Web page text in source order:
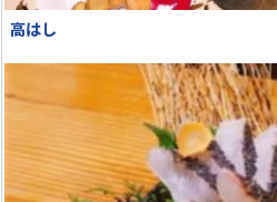
高はし